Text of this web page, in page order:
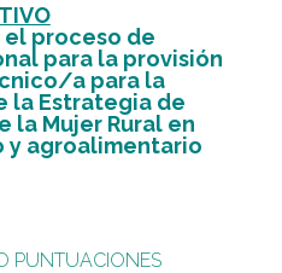
el proceso de
para la provisión
a para la
la Estrategia de
la Mujer Rural en
y agroalimentario
PUNTUACIONES